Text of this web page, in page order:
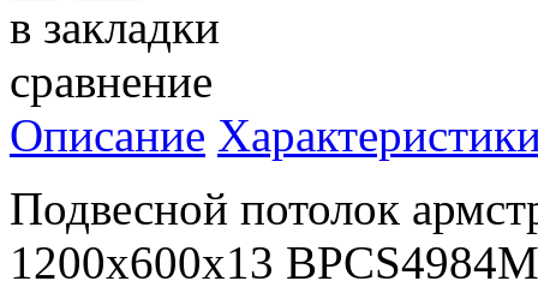
в закладки
сравнение
Описание
Подвесной потолок
1200x600x13